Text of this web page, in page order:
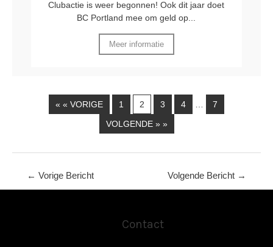
Clubactie is weer begonnen! Ook dit jaar doet
BC Portland mee om geld op...
Meer informatie
« « VORIGE 1 2 3 4 …
7
VOLGENDE » »
← Vorige Bericht Volgende Bericht →
Contact